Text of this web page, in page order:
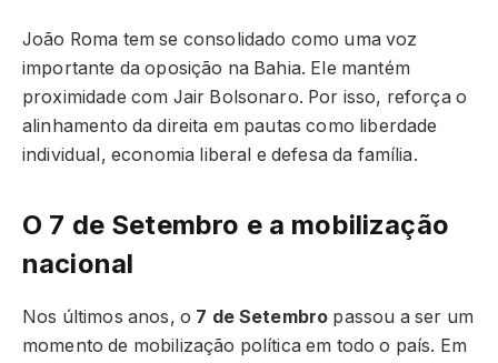
João Roma tem se consolidado como uma voz
importante da oposição na Bahia. Ele mantém
proximidade com Jair Bolsonaro. Por isso, reforça o
alinhamento da direita em pautas como liberdade
individual, economia liberal e defesa da família.
O 7 de Setembro e a mobilização
nacional
Nos últimos anos, o 7 de Setembro passou a ser um
momento de mobilização política em todo o país. Em